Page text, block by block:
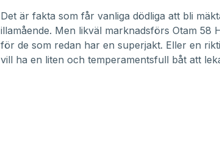
Det är fakta som får vanliga dödliga att bli
illamående. Men likväl marknadsförs Otam 58
för de som redan har en superjakt. Eller en
vill ha en liten och temperamentsfull båt att